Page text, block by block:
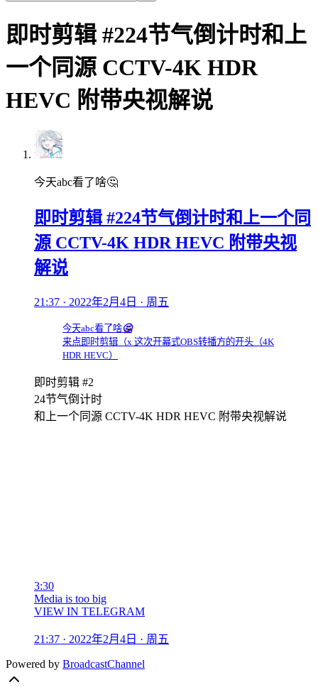
即时剪辑 #224节气倒计时和上
一个同源 CCTV-4K HDR
HEVC 附带央视解说
今天abc看了啥🤔
即时剪辑 #224节气倒计时和上一个同
源 CCTV-4K HDR HEVC 附带央视
解说
21:37 · 2022年2月4日 · 周五
今天abc看了啥🤔
来点即时剪辑（x 这次开幕式OBS转播方的开头（4K
HDR HEVC）
即时剪辑 #2
24节气倒计时
和上一个同源 CCTV-4K HDR HEVC 附带央视解说
3:30
Media is too big
VIEW IN TELEGRAM
21:37 · 2022年2月4日 · 周五
Powered by BroadcastChannel